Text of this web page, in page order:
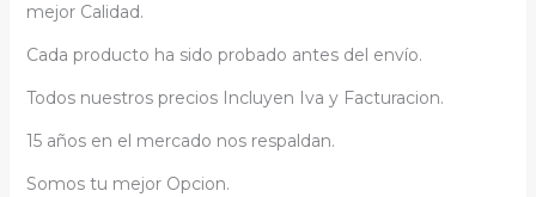
mejor Calidad.
Cada producto ha sido probado antes del envío.
Todos nuestros precios Incluyen Iva y Facturacion.
15 años en el mercado nos respaldan.
Somos tu mejor Opcion.